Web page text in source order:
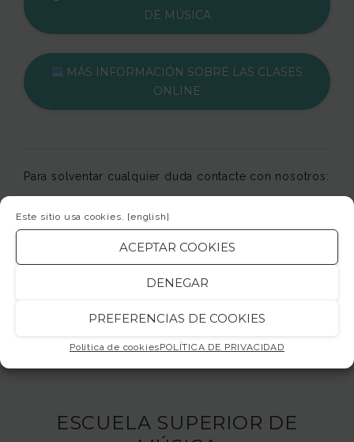
Este sitio usa cookies. [english]
ACEPTAR COOKIES
DENEGAR
PREFERENCIAS DE COOKIES
Política de cookiesPOLÍTICA DE PRIVACIDAD
DE MÚSICA
MÁS INFORMACIÓN SOBRE LAS CLASES
ONLINE
Para solventar cualquier duda contacte con nosotros:
ESCUELA SUPERIOR DE